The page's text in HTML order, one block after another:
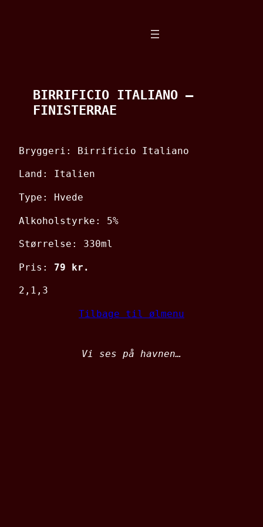
BIRRIFICIO ITALIANO –
FINISTERRAE
Bryggeri: Birrificio Italiano
Land: Italien
Type: Hvede
Alkoholstyrke: 5%
Størrelse: 330ml
Pris: 79 kr.
2,1,3
Tilbage til ølmenu
Vi ses på havnen…